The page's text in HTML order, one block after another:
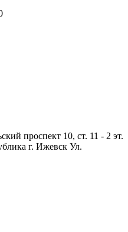
проспект 10, ст. 11 - 2 эт.
г. Ижевск Ул.